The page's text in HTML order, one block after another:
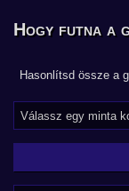
Hogy futna a
Hasonlítsd össze a